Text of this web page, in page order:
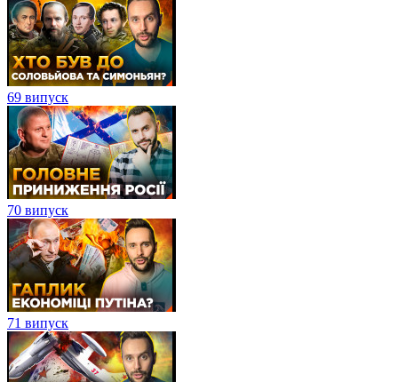
69 випуск
70 випуск
71 випуск